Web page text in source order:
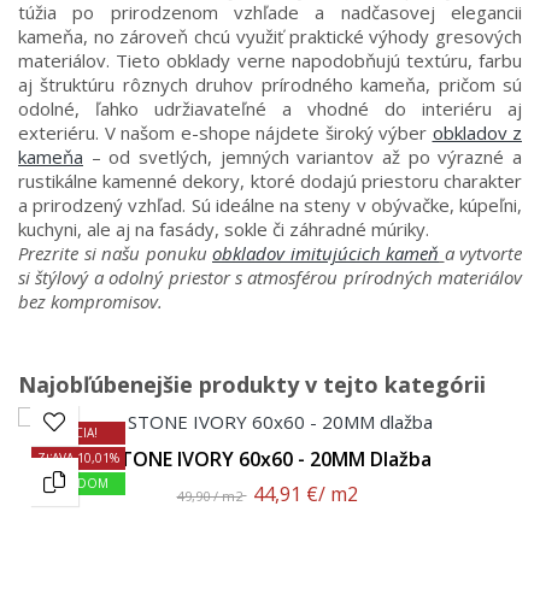
túžia po prirodzenom vzhľade a nadčasovej elegancii
kameňa, no zároveň chcú využiť praktické výhody gresových
materiálov. Tieto obklady verne napodobňujú textúru, farbu
aj štruktúru rôznych druhov prírodného kameňa, pričom sú
odolné, ľahko udržiavateľné a vhodné do interiéru aj
exteriéru. V našom e-shope nájdete široký výber obkladov z
kameňa – od svetlých, jemných variantov až po výrazné a
rustikálne kamenné dekory, ktoré dodajú priestoru charakter
a prirodzený vzhľad. Sú ideálne na steny v obývačke, kúpeľni,
kuchyni, ale aj na fasády, sokle či záhradné múriky.
Prezrite si našu ponuku obkladov imitujúcich kameň a vytvorte
si štýlový a odolný priestor s atmosférou prírodných materiálov
bez kompromisov.
Najobľúbenejšie produkty v tejto kategórii
AKCIA!
ZĽAVA 10,01%
SKLADOM
STONE IVORY 60x60 - 20MM Dlažba
49,90 / m2 44,91 €/ m2